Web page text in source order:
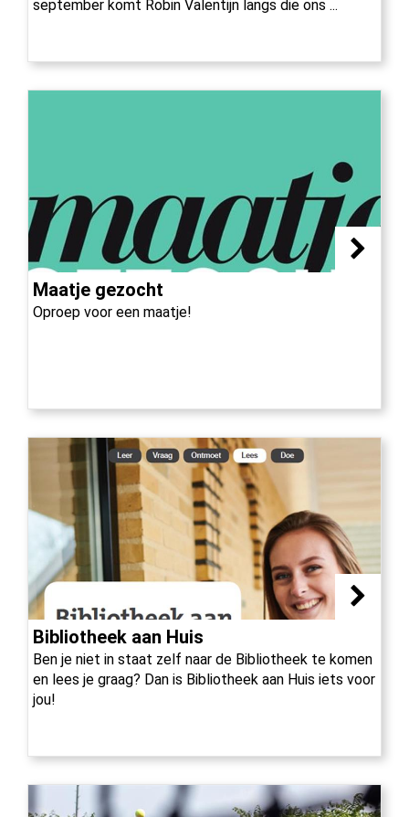
september komt Robin Valentijn langs die ons ...
Maatje gezocht
Oproep voor een maatje!
Bibliotheek aan Huis
Ben je niet in staat zelf naar de Bibliotheek te komen
en lees je graag? Dan is Bibliotheek aan Huis iets voor
jou!